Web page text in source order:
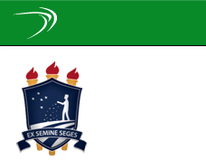
navigation